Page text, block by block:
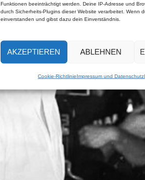
Funktionen beeinträchtigt werden. Deine IP-Adresse und
durch Sicherheits-Plugins dieser Website verarbeitet. Wenn
einverstanden und gibst dazu dein Einverständnis.
AKZEPTIEREN ABLEHNEN
Cookie-RichtlinieImpressum und Datenschutz